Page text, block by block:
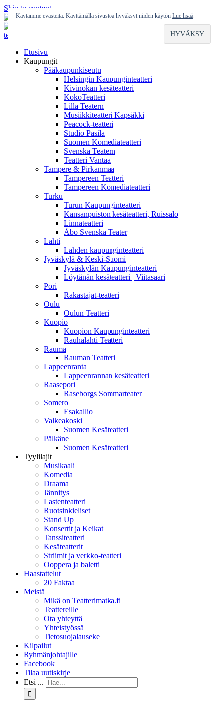
Skip to content
Etusivu
Kaupungit
Pääkaupunkiseutu
Helsingin Kaupunginteatteri
Kivinokan kesäteatteri
KokoTeatteri
Lilla Teatern
Musiikkiteatteri Kapsäkki
Peacock-teatteri
Studio Pasila
Suomen Komediateatteri
Svenska Teatern
Teatteri Vantaa
Tampere & Pirkanmaa
Tampereen Teatteri
Tampereen Komediateatteri
Turku
Turun Kaupunginteatteri
Kansanpuiston kesäteatteri, Ruissalo
Linnateatteri
Åbo Svenska Teater
Lahti
Lahden kaupunginteatteri
Jyväskylä & Keski-Suomi
Jyväskylän Kaupunginteatteri
Löytänän kesäteatteri | Viitasaari
Pori
Rakastajat-teatteri
Oulu
Oulun Teatteri
Kuopio
Kuopion Kaupunginteatteri
Rauhalahti Teatteri
Rauma
Rauman Teatteri
Lappeenranta
Lappeenrannan kesäteatteri
Raasepori
Raseborgs Sommarteater
Somero
Esakallio
Valkeakoski
Suomen Kesäteatteri
Pälkäne
Suomen Kesäteatteri
Tyylilajit
Musikaali
Komedia
Draama
Jännitys
Lastenteatteri
Ruotsinkieliset
Stand Up
Konsertit ja Keikat
Tanssiteatteri
Kesäteatterit
Striimit ja verkko-teatteri
Ooppera ja baletti
Haastattelut
20 Faktaa
Meistä
Mikä on Teatterimatka.fi
Teattereille
Ota yhteyttä
Yhteistyössä
Tietosuojalauseke
Kilpailut
Ryhmänjohtajille
Facebook
Tilaa uutiskirje
Etsi ...
Käytämme evästeitä. Käyttämällä sivustoa hyväksyt niiden käytön Lue lisää